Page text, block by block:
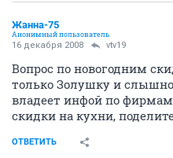
Жанна-75
Анонимный пользователь
16 декабря 2008 vtv19
Вопрос по новогодним
только Золушку и
владеет инфой по
скидки на кухни,
ОТВЕТИТЬ